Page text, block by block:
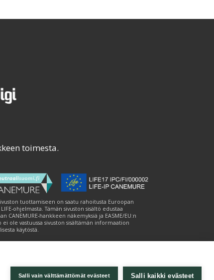
Salli vain välttämättömät evästeet Salli kaikki evästeet
toimesta.
tuottamiseen on saatu rahoitusta Euroopan
ohjelmasta. Tämän sivuston sisältö edustaa
CANEMURE-hankkeen näkemyksiä ja EASME/EU:n
ei ole vastuussa sivuston sisältämän informaation
käytöstä.